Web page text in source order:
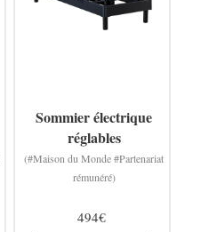
Sommier électrique
réglables
(#Maison du Monde #Partenariat
rémunéré)
494€